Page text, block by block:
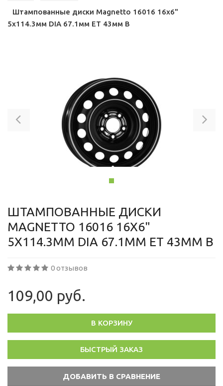
Штампованные диски Magnetto 16016 16x6"
5x114.3мм DIA 67.1мм ET 43мм B
Previous
ШТАМПОВАННЫЕ ДИСКИ
MAGNETTO 16016 16X6"
5X114.3ММ DIA 67.1ММ ET 43ММ B
0 отзывов
109,00 руб.
В КОРЗИНУ
БЫСТРЫЙ ЗАКАЗ